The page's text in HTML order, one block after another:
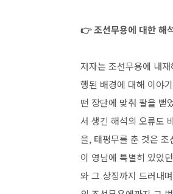
👉조선무용에 대한 해
저자는 조선무용에 내
행된 배경에 대해 이야
떤 장단에 맞춰 팔을 뻗
서 생긴 해석의 오류도
을, 태평무를 춘 것은
이 영남에 특별히 있었
와 그 상징까지 드러내